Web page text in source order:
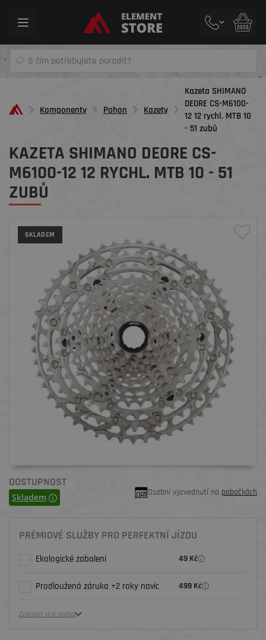
Toggle
Komponenty Pohon Kazety
Kazeta SHIMANO
DEORE CS-M6100-
12 12 rychl. MTB 10
- 51 zubů
KAZETA SHIMANO DEORE CS-
M6100-12 12 RYCHL. MTB 10 - 51
ZUBŮ
SKLADEM
DOSTUPNOST
Skladem Osobní vyzvednutí na pobočkách
PRÉMIOVÉ SLUŽBY PRO PERFEKTNÍ JÍZDU
Ekologické zabalení 49 Kč
Prodloužená záruka +2 roky navíc 499 Kč
Zobrazit více služeb